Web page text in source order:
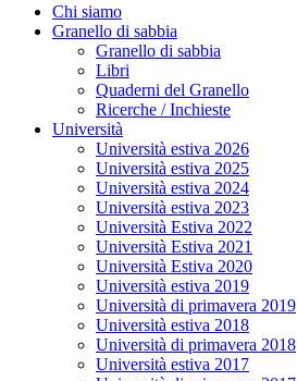
Chi siamo
Granello di sabbia
Granello di sabbia
Libri
Quaderni del Granello
Ricerche / Inchieste
Università
Università estiva 2026
Università estiva 2025
Università estiva 2024
Università estiva 2023
Università Estiva 2022
Università Estiva 2021
Università Estiva 2020
Università estiva 2019
Università di primavera 2019
Università estiva 2018
Università di primavera 2018
Università estiva 2017